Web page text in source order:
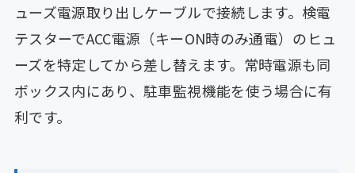
ューズ電源取り出しケーブルで接続します。検電
テスターでACC電源（キーON時のみ通電）のヒュ
ーズを特定してから差し替えます。常時電源も同
ボックス内にあり、駐車監視機能を使う場合に有
利です。